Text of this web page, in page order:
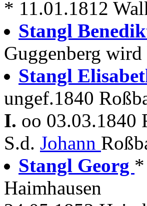
* 11.01.1812
Stangl
Guggenberg
Stangl
ungef.1840
I. oo 03.03.1840
S.d. Johann
Stangl Georg *
Haimhausen